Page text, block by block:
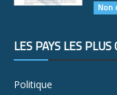
Non
LES PAYS LES PLUS
Politique